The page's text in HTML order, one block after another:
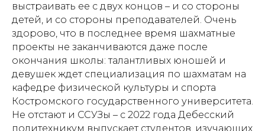
выстраивать ее с двух концов – и со стороны
детей, и со стороны преподавателей. Очень
здорово, что в последнее время шахматные
проекты не заканчиваются даже после
окончания школы: талантливых юношей и
девушек ждет специализация по шахматам на
кафедре физической культуры и спорта
Костромского государственного университета.
Не отстают и ССУЗы – с 2022 года Дебесский
политехникум выпускает студентов, изучающих